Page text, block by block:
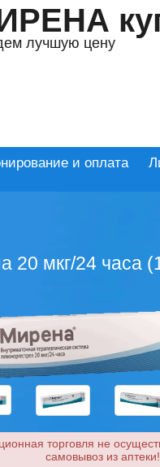
лучшую цену
и оплата
20 мкг/24 часа
торговля не
самовывоз из аптеки!